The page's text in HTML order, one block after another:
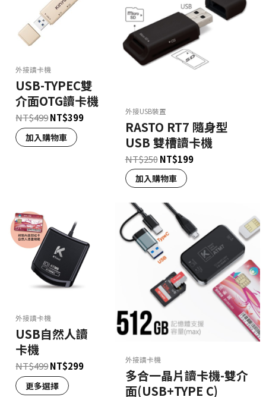
外接讀卡機
USB-TYPEC雙
介面OTG讀卡機
NT$499NT$399
加入購物車
外接USB裝置
RASTO RT7 隨身型
USB 雙槽讀卡機
NT$250 NT$199
加入購物車
外接讀卡機
USB自然人讀
卡機
NT$499NT$299
更多選擇
外接讀卡機
多合一晶片讀卡機-雙介
面(USB+TYPE C)